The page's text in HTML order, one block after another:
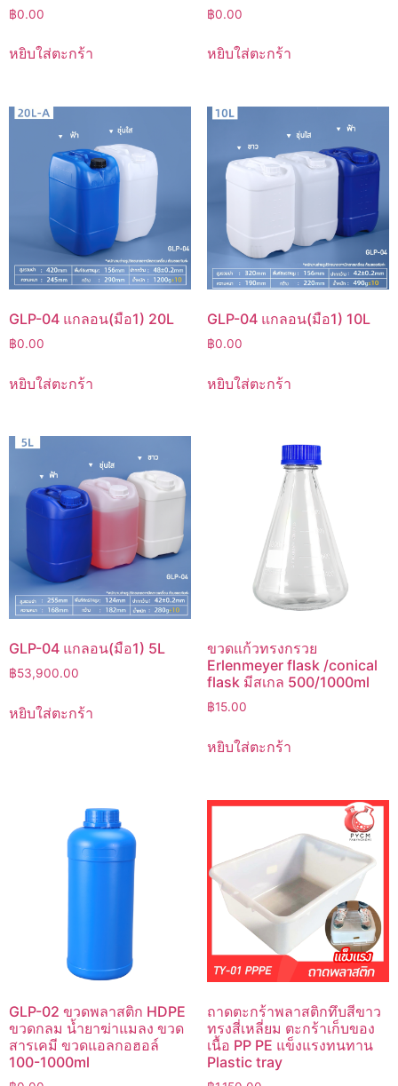
฿0.00
หยิบใส่ตะกร้า
฿0.00
หยิบใส่ตะกร้า
GLP-04 แกลอน(มือ1) 20L
฿0.00
หยิบใส่ตะกร้า
GLP-04 แกลอน(มือ1) 10L
฿0.00
หยิบใส่ตะกร้า
GLP-04 แกลอน(มือ1) 5L
฿53,900.00
หยิบใส่ตะกร้า
ขวดแก้วทรงกรวย
Erlenmeyer flask /conical
flask มีสเกล 500/1000ml
฿15.00
หยิบใส่ตะกร้า
GLP-02 ขวดพลาสติก HDPE
ขวดกลม น้ำยาฆ่าแมลง ขวด
สารเคมี ขวดแอลกอฮอล์
100-1000ml
ถาดตะกร้าพลาสติกทึบสีขาว
ทรงสี่เหลี่ยม ตะกร้าเก็บของ
เนื้อ PP PE แข็งแรงทนทาน
Plastic tray